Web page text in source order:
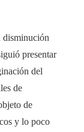
disminución
presentar
del
de
de
y lo poco